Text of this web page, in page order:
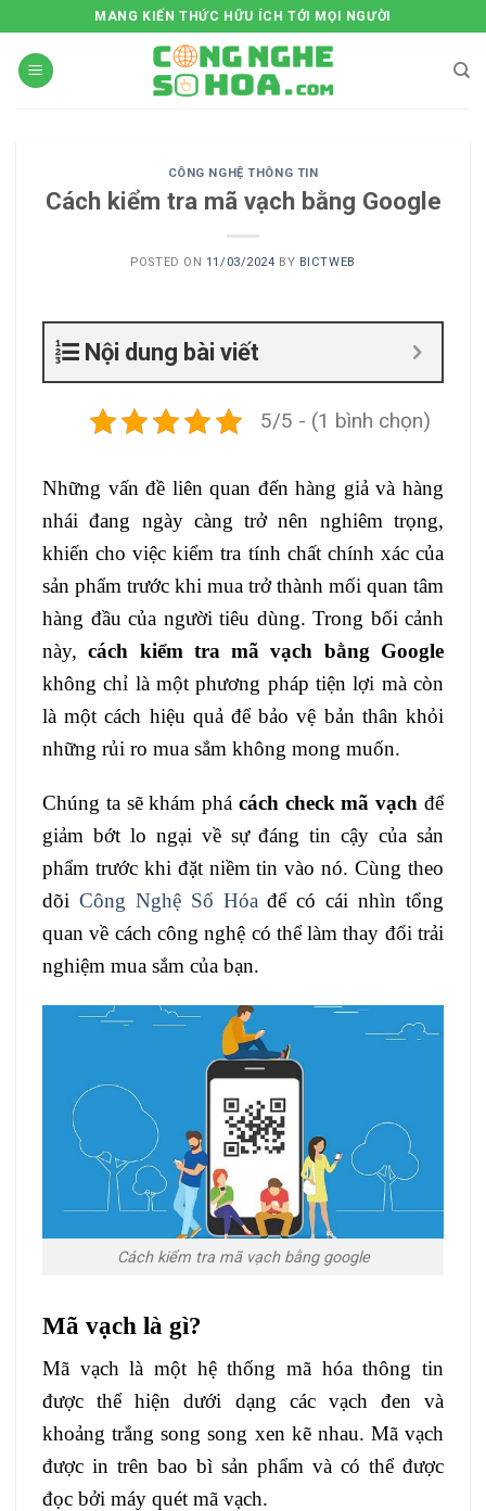
to
content
MANG KIẾN THỨC HỮU ÍCH TỚI MỌI NGƯỜI
CÔNG NGHỆ THÔNG TIN
Cách kiểm tra mã vạch bằng Google
POSTED ON 11/03/2024 BY BICTWEB
Nội dung bài viết
5/5 - (1 bình chọn)
Những vấn đề liên quan đến hàng giả và hàng
nhái đang ngày càng trở nên nghiêm trọng,
khiến cho việc kiểm tra tính chất chính xác của
sản phẩm trước khi mua trở thành mối quan tâm
hàng đầu của người tiêu dùng. Trong bối cảnh
này,cách kiểm tra mã vạch bằng Google
không chỉ là một phương pháp tiện lợi mà còn
là một cách hiệu quả để bảo vệ bản thân khỏi
những rủi ro mua sắm không mong muốn.
Chúng ta sẽ khám phá cách check mã vạch để
giảm bớt lo ngại về sự đáng tin cậy của sản
phẩm trước khi đặt niềm tin vào nó. Cùng theo
dõi Công Nghệ Số Hóađể có cái nhìn tổng
quan về cách công nghệ có thể làm thay đổi trải
nghiệm mua sắm của bạn.
Cách kiểm tra mã vạch bằng google
Mã vạch là gì?
Mã vạch là một hệ thống mã hóa thông tin
được thể hiện dưới dạng các vạch đen và
khoảng trắng song song xen kẽ nhau. Mã vạch
được in trên bao bì sản phẩm và có thể được
đọc bởi máy quét mã vạch.